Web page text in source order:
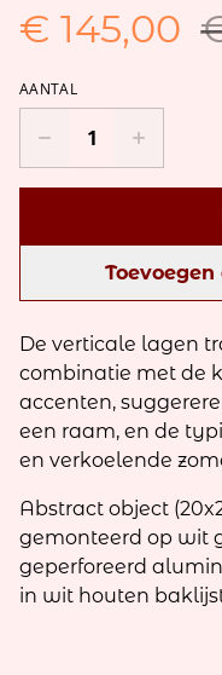
€ 145,00
AANTAL
De verticale lagen
combinatie met de
accenten,
een raam, en de
en verkoelende
Abstract object
gemonteerd op wit
geperforeerd
in wit houten